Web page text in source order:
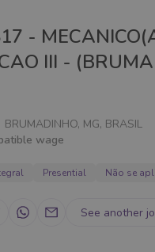
-
III -
BRUMADINHO, MG, BRASIL
wage
Presential Não se
See another